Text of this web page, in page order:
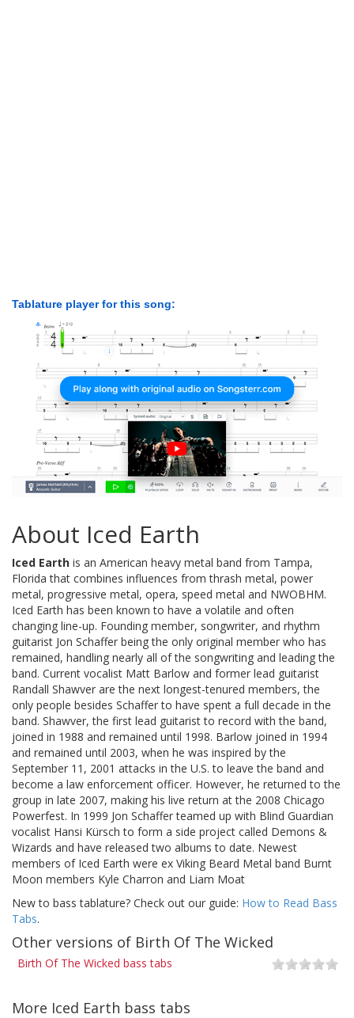
Tablature player for this song:
About Iced Earth
Iced Earth is an American heavy metal band from Tampa,
Florida that combines influences from thrash metal, power
metal, progressive metal, opera, speed metal and NWOBHM.
Iced Earth has been known to have a volatile and often
changing line-up. Founding member, songwriter, and rhythm
guitarist Jon Schaffer being the only original member who has
remained, handling nearly all of the songwriting and leading the
band. Current vocalist Matt Barlow and former lead guitarist
Randall Shawver are the next longest-tenured members, the
only people besides Schaffer to have spent a full decade in the
band. Shawver, the first lead guitarist to record with the band,
joined in 1988 and remained until 1998. Barlow joined in 1994
and remained until 2003, when he was inspired by the
September 11, 2001 attacks in the U.S. to leave the band and
become a law enforcement officer. However, he returned to the
group in late 2007, making his live return at the 2008 Chicago
Powerfest. In 1999 Jon Schaffer teamed up with Blind Guardian
vocalist Hansi Kürsch to form a side project called Demons &
Wizards and have released two albums to date. Newest
members of Iced Earth were ex Viking Beard Metal band Burnt
Moon members Kyle Charron and Liam Moat
New to bass tablature? Check out our guide: How to Read Bass
Tabs.
Other versions of Birth Of The Wicked
Birth Of The Wicked bass tabs
More Iced Earth bass tabs